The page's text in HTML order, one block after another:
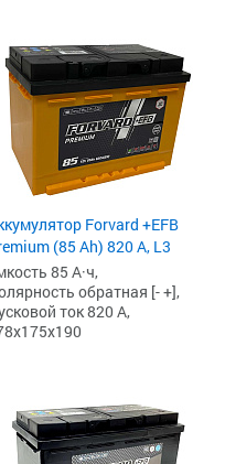
Forvard +EFB
(85 Ah) 820 А, L3
85 А·ч,
обратная [- +],
ток 820 А,